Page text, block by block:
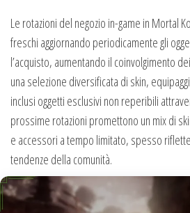
Le rotazioni del negozio in-game in Mortal
freschi aggiornando periodicamente gli
l’acquisto, aumentando il coinvolgimento
una selezione diversificata di skin,
inclusi oggetti esclusivi non reperibili
prossime rotazioni promettono un mix di
e accessori a tempo limitato, spesso
tendenze della comunità.